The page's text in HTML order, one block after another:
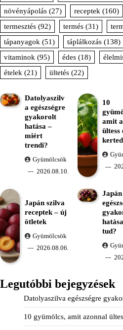
növényápolás (27) receptek (160)
termesztés (92) termés (31)
tápanyagok (51) táplálkozás (138)
vitaminok (95) édes (18)
ételek (21) ültetés (22)
Datolyaszilv
a egészségre
gyakorolt
hatása –
miért
trendi?
Gyümölcsök
2026.08.10.
10
amit
ültess
Japán szilva
receptek – új
ötletek
Gyümölcsök
2026.08.06.
tud?
Legutóbbi bejegyzések
Datolyaszilva egészségre
10 gyümölcs, amit azonnal